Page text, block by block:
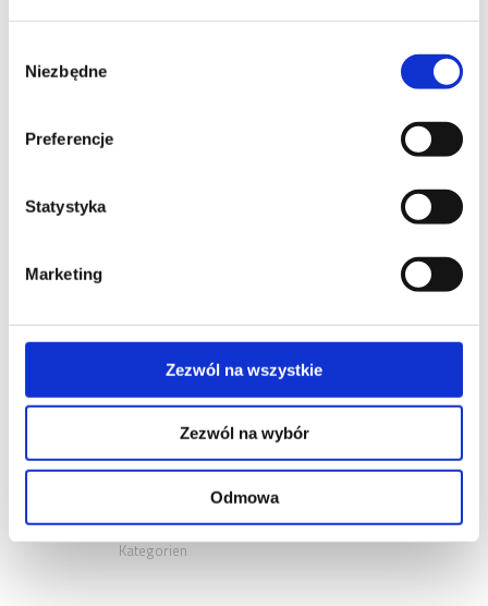
zgody
Niezbędne
Preferencje
Statystyka
Marketing
Zezwól na wszystkie
Zezwól na wybór
Odmowa
NEUESTE
ARCHIVE
Keine
Kategorien